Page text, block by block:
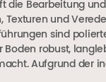
die Bearbeitung
Texturen und
sind
Boden robust,
Aufgrund der